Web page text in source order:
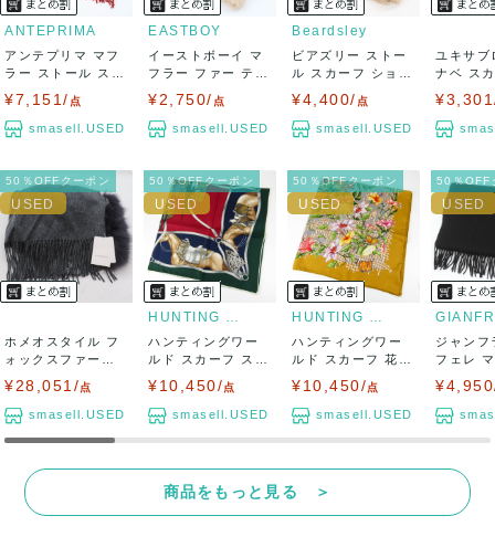
ANTEPRIMA
アンテプリマ マフ
ラー ストール スワ
¥7,151/ 点
smasell.USED
EASTBOY
イーストボーイ マ
フラー ファー ティ
¥2,750/ 点
smasell.USED
Beardsley
ビアズリー ストー
ル スカーフ ショー
¥4,400/ 点
smasell.USED
ユキサブ
ナベ ス
50％OFFクーポン
ホメオスタイル フ
ォックスファー付
き カシミヤ大判...
¥28,051/点
smasell.USED
50％OFFクーポン
HUNTING WORLD
ハンティングワー
ルド スカーフ スト
ール 馬柄 馬...
¥10,450/点
smasell.USED
50％OFFクーポン
HUNTING WORLD
ハンティングワー
ルド スカーフ 花柄
蝶柄 シルク...
¥10,450/点
smasell.USED
50％OFF
ジャンフ
フェレ
トール
商品をもっと見る ＞